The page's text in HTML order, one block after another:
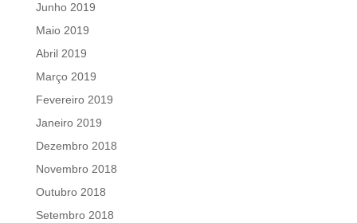
Junho 2019
Maio 2019
Abril 2019
Março 2019
Fevereiro 2019
Janeiro 2019
Dezembro 2018
Novembro 2018
Outubro 2018
Setembro 2018